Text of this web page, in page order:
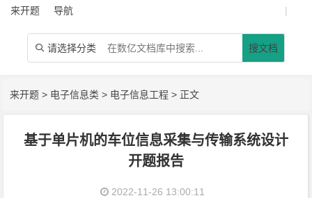
来开题 导航 |
 请选择分类 搜文档
来开题 > 电子信息类 > 电子信息工程 > 正文
基于单片机的车位信息采集与传输系统设计
开题报告
2022-11-26 13:00:11